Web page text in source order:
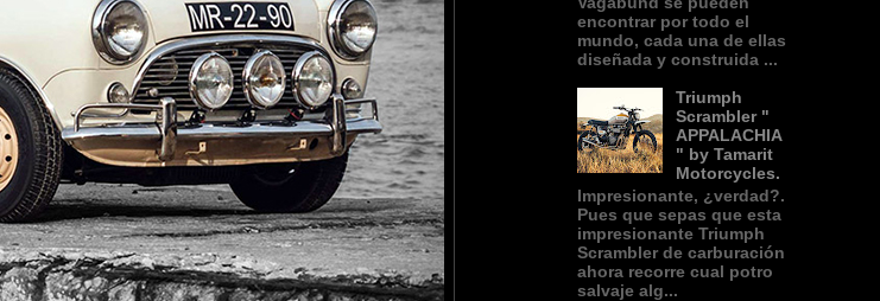
encontrar por todo el
mundo, cada una de ellas
diseñada y construida ...
Triumph
Scrambler "
APPALACHIA
" by Tamarit
Motorcycles.
Impresionante, ¿verdad?.
Pues que sepas que esta
impresionante Triumph
Scrambler de carburación
ahora recorre cual potro
salvaje alg...